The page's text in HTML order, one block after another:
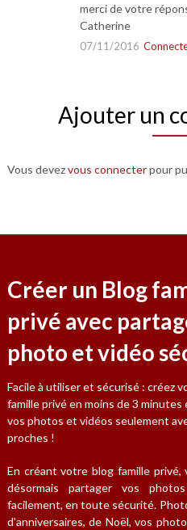
merci de votre
Catherine
07/11/2016
Ajouter un
Vous devezvous connecterpour
Créer un Blog
privé avec
photo et vidéo
Facile à utiliser et sécurisé : créez
famille privé en moins de 3 minutes
vos photos et vidéos seulement
proches !
En créant votre blog famille privé,
désormais partager vos
facilement, en toute sécurité.
d'anniversaires, de Noël, vos